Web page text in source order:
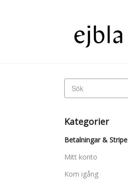
Kategorier
Betalningar & Stripe
Mitt konto
Kom igång